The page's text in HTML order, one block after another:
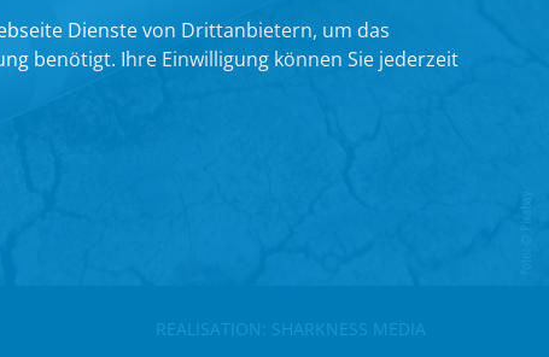
REALISATION: SHARKNESS MEDIA
Dienste von Drittanbietern, um das
benötigt. Ihre Einwilligung können Sie jederzeit